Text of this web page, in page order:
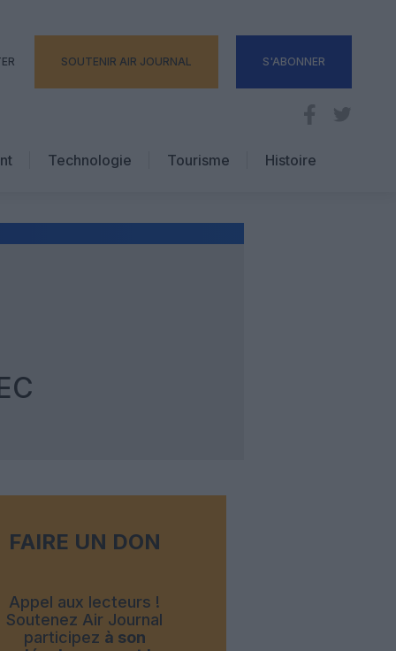
SOUTENIR AIR JOURNAL S'ABONNER
Technologie
Tourisme
Hôtellerie
Histoire
FAIRE UN DON
Appel aux lecteurs !
Soutenez Air Journal
participez à son